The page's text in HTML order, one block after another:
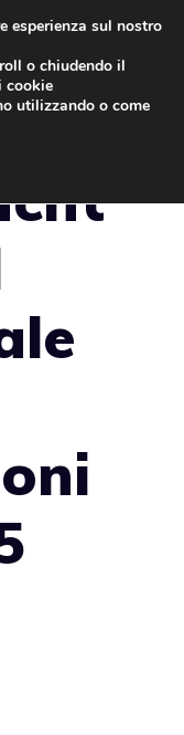
esperienza sul nostro
o chiudendo il
cookie
utilizzando o come